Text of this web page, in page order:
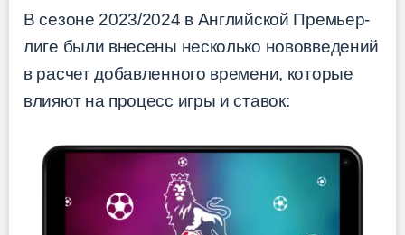
В сезоне 2023/2024 в Английской Премьер-
лиге были внесены несколько нововведений
в расчет добавленного времени, которые
влияют на процесс игры и ставок: